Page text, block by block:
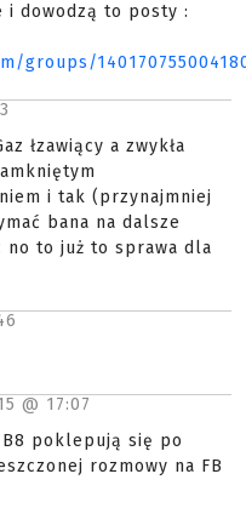
i dowodzą to posty :
groups/
łzawiący a zwykła
i tak (przynajmniej
bana na dalsze
no to już to sprawa dla
@ 17:07
poklepują się po
rozmowy na FB